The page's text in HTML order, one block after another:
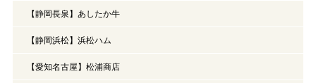
【静岡長泉】あしたか牛
【静岡浜松】浜松ハム
【愛知名古屋】松浦商店